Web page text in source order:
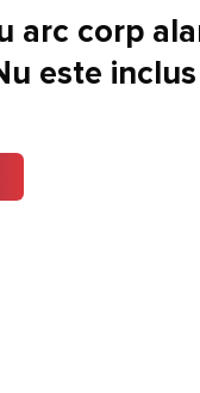
arc corp
este
PN16 Airaga AIR80